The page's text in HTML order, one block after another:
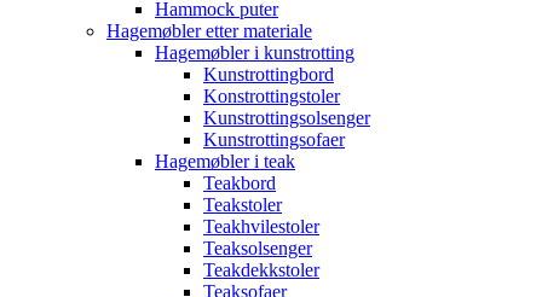
Hammock puter
Hagemøbler etter materiale
Hagemøbler i kunstrotting
Kunstrottingbord
Konstrottingstoler
Kunstrottingsolsenger
Kunstrottingsofaer
Hagemøbler i teak
Teakbord
Teakstoler
Teakhvilestoler
Teaksolsenger
Teakdekkstoler
Teaksofaer